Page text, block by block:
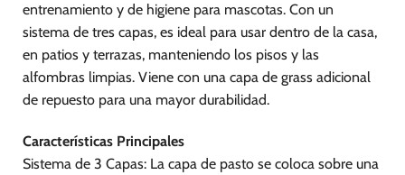
entrenamiento y de higiene para mascotas. Con un
sistema de tres capas, es ideal para usar dentro de la casa,
en patios y terrazas, manteniendo los pisos y las
alfombras limpias. Viene con una capa de grass adicional
de repuesto para una mayor durabilidad.
Características Principales
Sistema de 3 Capas: La capa de pasto se coloca sobre una